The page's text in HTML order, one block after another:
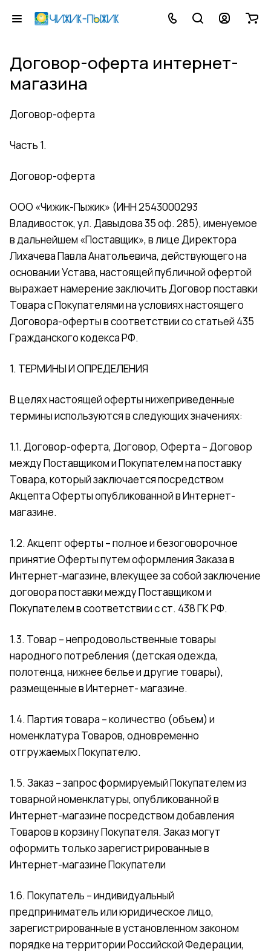
Договор-оферта интернет-
магазина
Договор-оферта
Часть 1.
Договор-оферта
ООО «Чижик-Пыжик» (ИНН 2543000293
Владивосток, ул. Давыдова 35 оф. 285), именуемое
в дальнейшем «Поставщик», в лице Директора
Лихачева Павла Анатольевича, действующего на
основании Устава, настоящей публичной офертой
выражает намерение заключить Договор поставки
Товара с Покупателями на условиях настоящего
Договора-оферты в соответствии со статьей 435
Гражданского кодекса РФ.
1. ТЕРМИНЫ И ОПРЕДЕЛЕНИЯ
В целях настоящей оферты нижеприведенные
термины используются в следующих значениях:
1.1. Договор-оферта, Договор, Оферта – Договор
между Поставщиком и Покупателем на поставку
Товара, который заключается посредством
Акцепта Оферты опубликованной в Интернет-
магазине.
1.2. Акцепт оферты – полное и безоговорочное
принятие Оферты путем оформления Заказа в
Интернет-магазине, влекущее за собой заключение
договора поставки между Поставщиком и
Покупателем в соответствии с ст. 438 ГК РФ.
1.3. Товар – непродовольственные товары
народного потребления (детская одежда,
полотенца, нижнее белье и другие товары),
размещенные в Интернет- магазине.
1.4. Партия товара – количество (объем) и
номенклатура Товаров, одновременно
отгружаемых Покупателю.
1.5. Заказ – запрос формируемый Покупателем из
товарной номенклатуры, опубликованной в
Интернет-магазине посредством добавления
Товаров в корзину Покупателя. Заказ могут
оформить только зарегистрированные в
Интернет-магазине Покупатели
1.6. Покупатель – индивидуальный
предприниматель или юридическое лицо,
зарегистрированные в установленном законом
порядке на территории Российской Федерации,